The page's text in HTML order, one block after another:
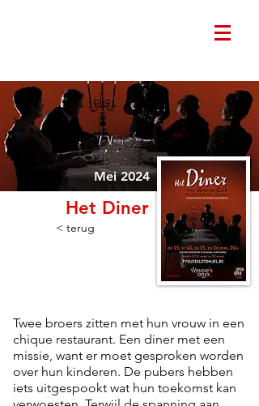
Mei 2024
Het Diner
< terug
Twee broers zitten met hun vrouw in een
chique restaurant. Een diner met een
missie, want er moet gesproken worden
over hun kinderen. De pubers hebben
iets uitgespookt wat hun toekomst kan